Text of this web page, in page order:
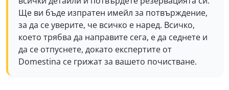
Ще ви бъде изпратен имейл за потвърждение,
за да се уверите, че всичко е наред. Всичко,
което трябва да направите сега, е да седнете и
да се отпуснете, докато експертите от
Domestina се грижат за вашето почистване.